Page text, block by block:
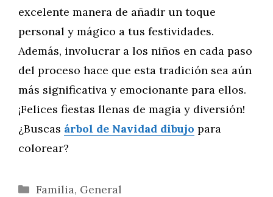
excelente manera de añadir un toque
personal y mágico a tus festividades.
Además, involucrar a los niños en cada paso
del proceso hace que esta tradición sea aún
más significativa y emocionante para ellos.
¡Felices fiestas llenas de magia y diversión!
¿Buscas árbol de Navidad dibujo para
colorear?
Categorías
Familia, General